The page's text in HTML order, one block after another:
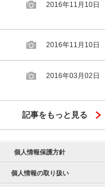
2016年11月10日
2016年11月10日
2016年03月02日
記事をもっと見る
個人情報保護方針
個人情報の取り扱い